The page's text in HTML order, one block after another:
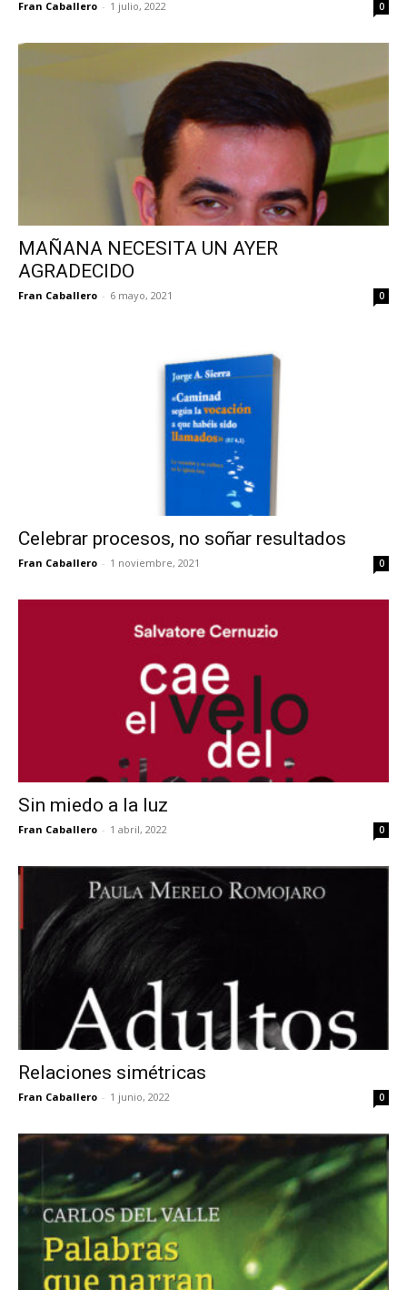
Fran Caballero - 1 julio, 2022 0
MAÑANA NECESITA UN AYER
AGRADECIDO
Fran Caballero - 6 mayo, 2021 0
Celebrar procesos, no soñar resultados
Fran Caballero - 1 noviembre, 2021 0
Sin miedo a la luz
Fran Caballero - 1 abril, 2022 0
Relaciones simétricas
Fran Caballero - 1 junio, 2022 0